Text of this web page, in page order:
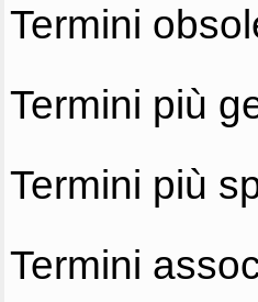
Termini
Termini più
Termini più
Termini